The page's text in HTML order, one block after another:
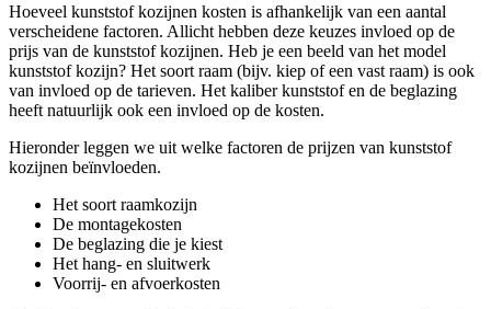
Hoeveel kunststof kozijnen kosten is afhankelijk van een aantal
verscheidene factoren. Allicht hebben deze keuzes invloed op de
prijs van de kunststof kozijnen. Heb je een beeld van het model
kunststof kozijn? Het soort raam (bijv. kiep of een vast raam) is ook
van invloed op de tarieven. Het kaliber kunststof en de beglazing
heeft natuurlijk ook een invloed op de kosten.
Hieronder leggen we uit welke factoren de prijzen van kunststof
kozijnen beïnvloeden.
Het soort raamkozijn
De montagekosten
De beglazing die je kiest
Het hang- en sluitwerk
Voorrij- en afvoerkosten